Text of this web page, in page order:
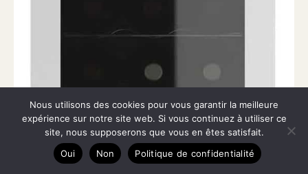
Nous utilisons des cookies pour vous garantir la meilleure
expérience sur notre site web. Si vous continuez à utiliser ce
site, nous supposerons que vous en êtes satisfait.
Oui
Non Politique de confidentialité